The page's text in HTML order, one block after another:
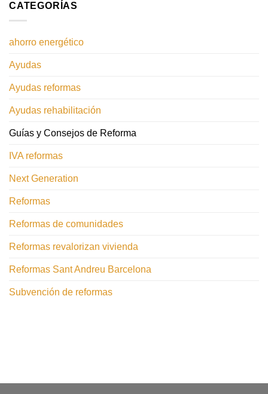
CATEGORÍAS
ahorro energético
Ayudas
Ayudas reformas
Ayudas rehabilitación
Guías y Consejos de Reforma
IVA reformas
Next Generation
Reformas
Reformas de comunidades
Reformas revalorizan vivienda
Reformas Sant Andreu Barcelona
Subvención de reformas